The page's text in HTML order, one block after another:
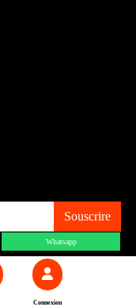
Whatsapp
Connexion
Souscrire